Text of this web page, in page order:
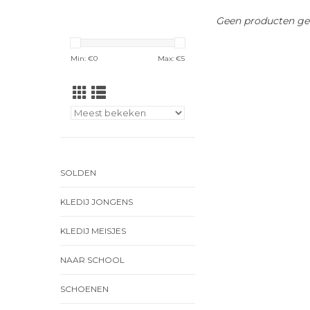
Min: €0 Max: €5
SOLDEN
KLEDIJ JONGENS
KLEDIJ MEISJES
NAAR SCHOOL
SCHOENEN
Geen producten